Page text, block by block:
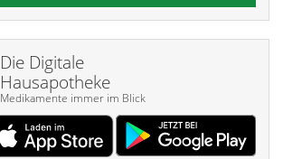
Die Digitale
Hausapotheke
Medikamente immer im Blick